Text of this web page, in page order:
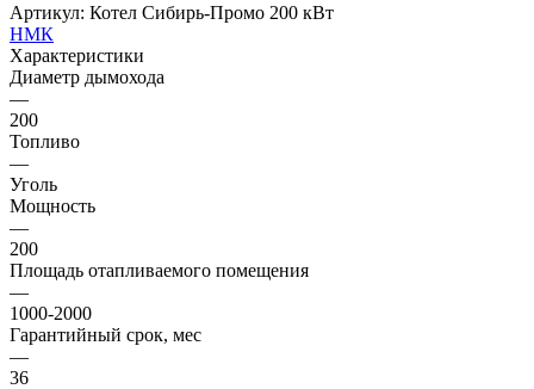
Артикул: Котел Сибирь-Промо 200 кВт
НМК
Характеристики
Диаметр дымохода
—
200
Топливо
—
Уголь
Мощность
—
200
Площадь отапливаемого помещения
—
1000-2000
Гарантийный срок, мес
—
36